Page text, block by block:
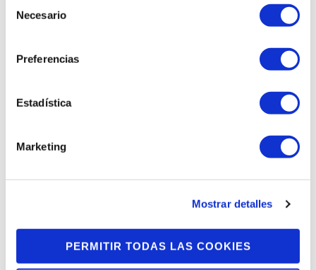
Necesario
Preferencias
Estadística
Marketing
Mostrar detalles
PERMITIR TODAS LAS COOKIES